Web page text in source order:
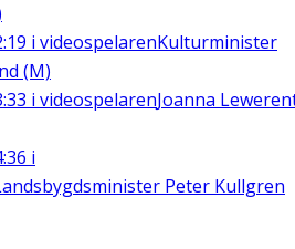
i videospelarenKulturminister
(M)
i videospelarenJoanna
i
Peter Kullgren